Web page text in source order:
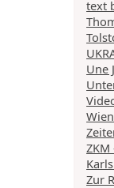
text
Une
Zur